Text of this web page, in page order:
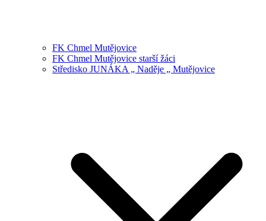
FK Chmel Mutějovice
FK Chmel Mutějovice starší žáci
Středisko JUNÁKA „ Naděje „ Mutějovice